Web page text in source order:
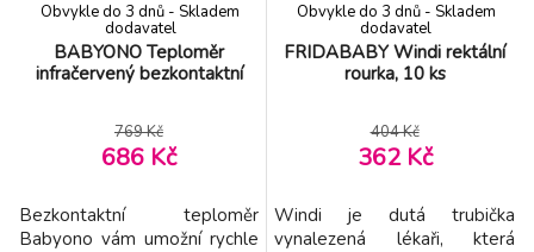
BABYONO Teploměr
infračervený bezkontaktní
Obvykle do 3 dnů - Skladem
dodavatel
769 Kč
686 Kč
Bezkontaktní teploměr
Babyono vám umožní rychle
FRIDABABY Windi rektální
rourka, 10 ks
Obvykle do 3 dnů - Skladem
dodavatel
404 Kč
362 Kč
Windi je dutá trubička
vynalezená lékaři, která